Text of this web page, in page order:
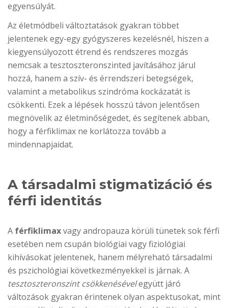
egyensúlyát.
Az életmódbeli változtatások gyakran többet
jelentenek egy-egy gyógyszeres kezelésnél, hiszen a
kiegyensúlyozott étrend és rendszeres mozgás
nemcsak a tesztoszteronszinted javításához járul
hozzá, hanem a szív- és érrendszeri betegségek,
valamint a metabolikus szindróma kockázatát is
csökkenti. Ezek a lépések hosszú távon jelentősen
megnövelik az életminőségedet, és segítenek abban,
hogy a férfiklimax ne korlátozza tovább a
mindennapjaidat.
A társadalmi stigmatizáció és
férfi identitás
A férfiklimaxvagy andropauza körüli tünetek sok férfi
esetében nem csupán biológiai vagy fiziológiai
kihívásokat jelentenek, hanem mélyreható társadalmi
és pszichológiai következményekkel is járnak. A
tesztoszteronszint csökkenésévelegyütt járó
változások gyakran érintenek olyan aspektusokat, mint